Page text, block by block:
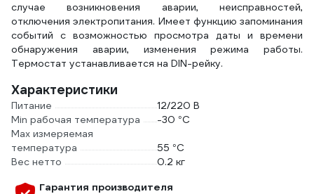
случае возникновения аварии, неисправностей,
отключения электропитания. Имеет функцию запоминания
событий с возможностью просмотра даты и времени
обнаружения аварии, изменения режима работы.
Термостат устанавливается на DIN-рейку.
Характеристики
Питание
12/220 В
Min рабочая температура
-30 °С
Max измеряемая
температура
55 °С
Вес нетто
0.2 кг
Гарантия производителя